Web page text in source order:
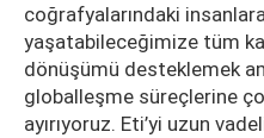
coğrafyalarındaki
yaşatabileceğimize tüm
dönüşümü desteklemek
globalleşme süreçlerine
ayırıyoruz. Eti’yi uzun